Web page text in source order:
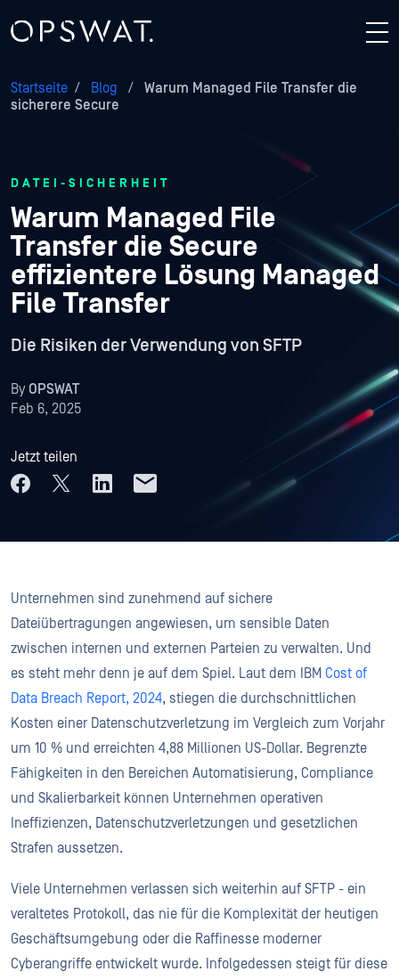
Startseite / Blog /
Warum Managed File Transfer die
sicherere Secure
DATEI-SICHERHEIT
Warum Managed File
Transfer die Secure
effizientere Lösung Managed
File Transfer
Die Risiken der Verwendung von SFTP
ByOPSWAT
Feb 6, 2025
Jetzt teilen
Unternehmen sind zunehmend auf sichere
Dateiübertragungen angewiesen, um sensible Daten
zwischen internen und externen Parteien zu verwalten. Und
es steht mehr denn je auf dem Spiel. Laut dem IBM Cost of
Data Breach Report, 2024, stiegen die durchschnittlichen
Kosten einer Datenschutzverletzung im Vergleich zum Vorjahr
um 10 % und erreichten 4,88 Millionen US-Dollar. Begrenzte
Fähigkeiten in den Bereichen Automatisierung, Compliance
und Skalierbarkeit können Unternehmen operativen
Ineffizienzen, Datenschutzverletzungen und gesetzlichen
Strafen aussetzen.
Viele Unternehmen verlassen sich weiterhin auf SFTP - ein
veraltetes Protokoll, das nie für die Komplexität der heutigen
Geschäftsumgebung oder die Raffinesse moderner
Cyberangriffe entwickelt wurde. Infolgedessen steigt für diese